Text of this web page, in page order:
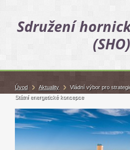
Sdružení
(SHO)
Úvod Aktuality
Vládní výbor pro
Státní energetické koncepce